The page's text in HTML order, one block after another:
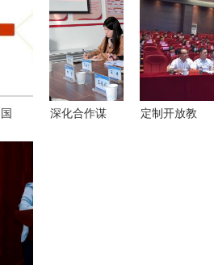
，
历教育培训
工作推进会
还有多远?
深化合作谋
定制开放教